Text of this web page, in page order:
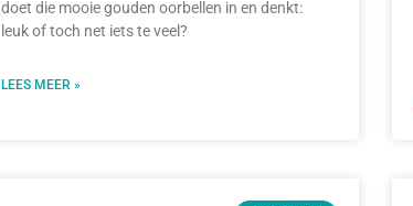
doet die mooie gouden oorbellen in en denkt:
leuk of toch net iets te veel?
LEES MEER »